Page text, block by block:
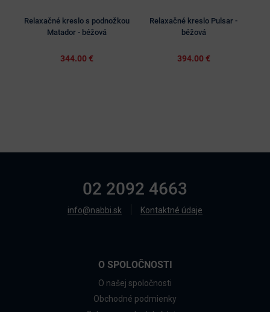
Relaxačné kreslo s podnožkou
Matador - béžová
344.00 €
Relaxačné kreslo Pulsar -
béžová
394.00 €
02 2092 4663
info@nabbi.sk Kontaktné údaje
O SPOLOČNOSTI
O našej spoločnosti
Obchodné podmienky